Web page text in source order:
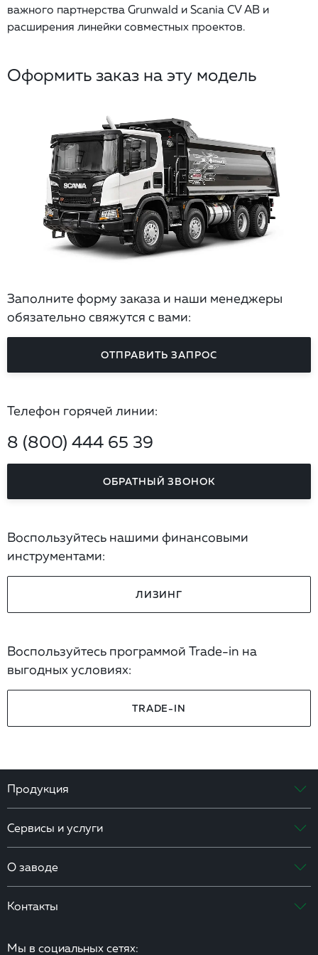
важного партнерства Grunwald и Scania CV AB и
расширения линейки совместных проектов.
Оформить заказ на эту модель
Заполните форму заказа и наши менеджеры
обязательно свяжутся с вами:
ОТПРАВИТЬ ЗАПРОС
Телефон горячей линии:
8 (800) 444 65 39
ОБРАТНЫЙ ЗВОНОК
Воспользуйтесь нашими финансовыми
инструментами:
ЛИЗИНГ
Воспользуйтесь программой Trade-in на
выгодных условиях:
TRADE-IN
Продукция
Сервисы и услуги
О заводе
Контакты
Мы в социальных сетях: